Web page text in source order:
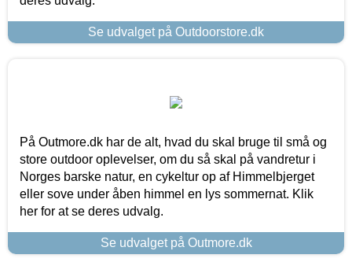
Se udvalget på Outdoorstore.dk
På Outmore.dk har de alt, hvad du skal bruge til små og
store outdoor oplevelser, om du så skal på vandretur i
Norges barske natur, en cykeltur op af Himmelbjerget
eller sove under åben himmel en lys sommernat. Klik
her for at se deres udvalg.
Se udvalget på Outmore.dk